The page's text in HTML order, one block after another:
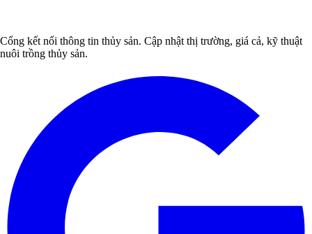
Cổng kết nối thông tin thủy sản. Cập nhật thị trường, giá cả, kỹ thuật
nuôi trồng thủy sản.